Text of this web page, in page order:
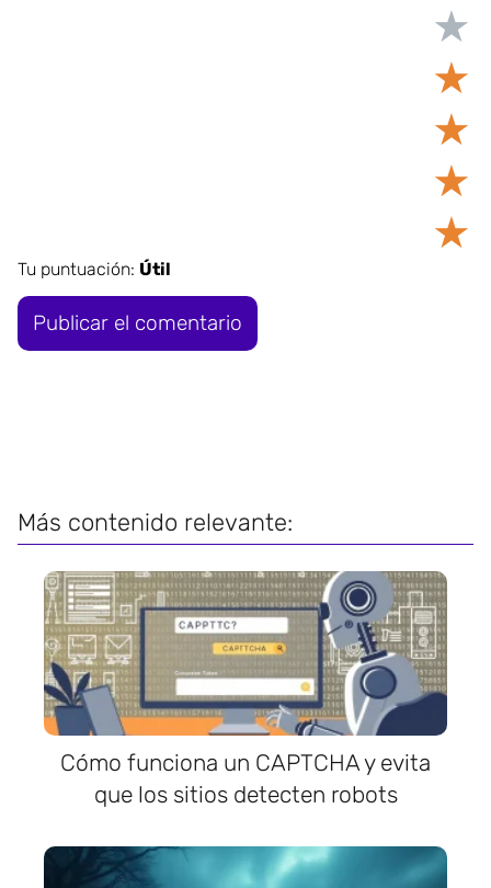
★
★
★
★
★
Tu puntuación: Útil
Más contenido relevante:
Cómo funciona un CAPTCHA y evita
que los sitios detecten robots